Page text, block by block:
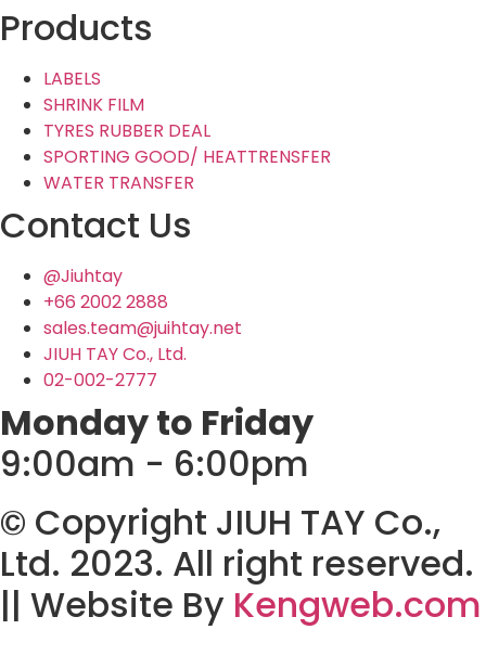
Products
LABELS
SHRINK FILM
TYRES RUBBER DEAL
SPORTING GOOD/ HEATTRENSFER
WATER TRANSFER
Contact Us
@Jiuhtay
+66 2002 2888
sales.team@juihtay.net
JIUH TAY Co., Ltd.
02-002-2777
Monday to Friday
9:00am - 6:00pm
© Copyright JIUH TAY Co.,
Ltd. 2023. All right reserved.
|| Website By Kengweb.com